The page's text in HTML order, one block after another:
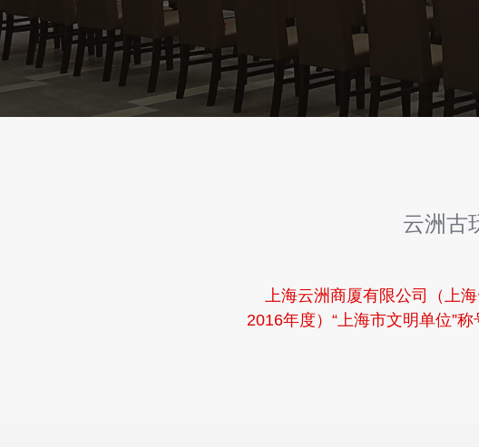
云洲古
上海云洲商厦有限公司（上
2016年度）“上海市文明单位”